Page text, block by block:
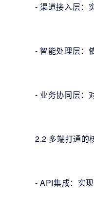
- 渠道接入层：
- 智能处理层：
- 业务协同层：
2.2 多端打通的
- API集成：实